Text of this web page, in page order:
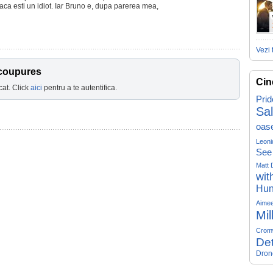
esti un idiot. Iar Bruno e, dupa parerea mea,
Click aici pentru a te autentifica.
Vezi
Matt